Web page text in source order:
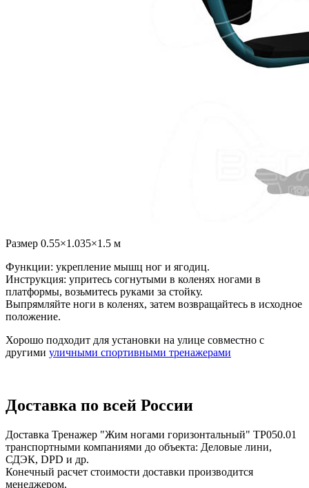
Размер 0.55×1.035×1.5 м
Функции: укрепление мышц ног и ягодиц.
Инструкция: упритесь согнутыми в коленях ногами в
платформы, возьмитесь руками за стойку.
Выпрямляйте ноги в коленях, затем возвращайтесь в исходное
положение.
Хорошо подходит для установки на улице совместно с
другими уличными спортивными тренажерами
Доставка по всей России
Доставка Тренажер "Жим ногами горизонтальный" ТР050.01
транспортными компаниями до объекта: Деловые лини,
СДЭК, DPD и др.
Конечный расчет стоимости доставки производится
менеджером.